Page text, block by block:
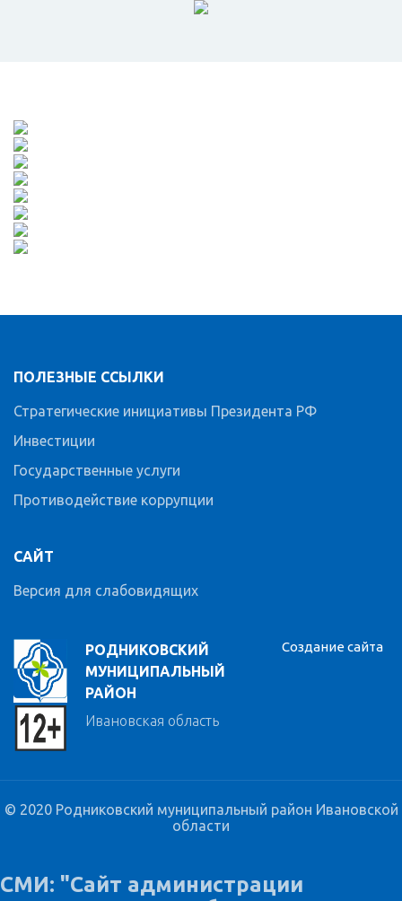
РОДНИКОВСКИЙ
МУНИЦИПАЛЬНЫЙ
РАЙОН
Ивановская область
ПОЛЕЗНЫЕ ССЫЛКИ
Стратегические инициативы Президента РФ
Инвестиции
Государственные услуги
Противодействие коррупции
САЙТ
Версия для слабовидящих
Создание сайта
© 2020 Родниковский муниципальный район Ивановской
области
СМИ: "Сайт администрации